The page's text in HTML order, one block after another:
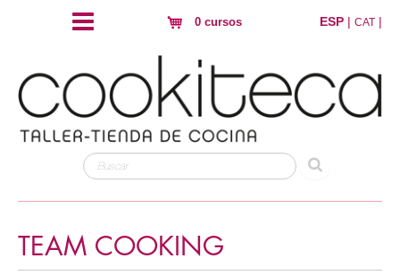
0 cursos ESP | CAT |
TEAM COOKING